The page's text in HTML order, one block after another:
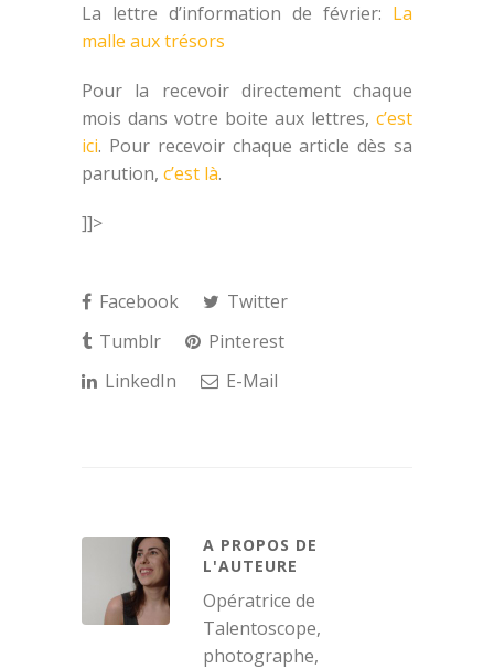
La lettre d’information de février: La
malle aux trésors
Pour la recevoir directement chaque
mois dans votre boite aux lettres, c’est
ici. Pour recevoir chaque article dès sa
parution, c’est là.
]]>
Facebook
Twitter
Tumblr
Pinterest
LinkedIn
E-Mail
A PROPOS DE
L'AUTEURE
Opératrice de
Talentoscope,
photographe,